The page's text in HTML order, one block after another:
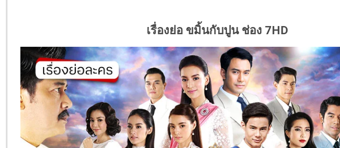
เรื่องย่อ ขมิ้นกับปูน ช่อง 7HD